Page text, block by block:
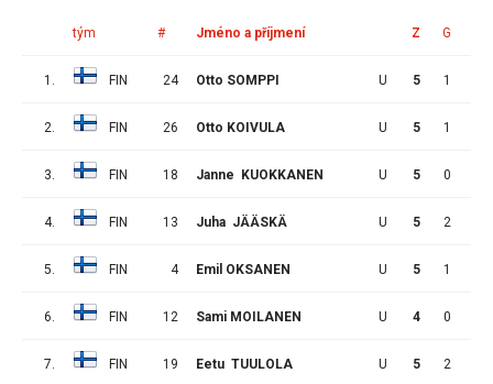
tým # Jméno a příjmení Z G
1. FIN 24 Otto SOMPPI U 5 1
2. FIN 26 Otto KOIVULA U 5 1
3. FIN 18 Janne KUOKKANEN U 5 0
4. FIN 13 Juha JÄÄSKÄ U 5 2
5. FIN 4 Emil OKSANEN U 5 1
6. FIN 12 Sami MOILANEN U 4 0
7. FIN 19 Eetu TUULOLA U 5 2